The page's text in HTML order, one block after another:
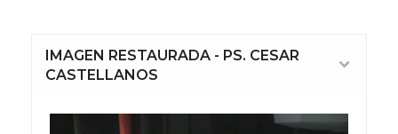
IMAGEN RESTAURADA - PS. CESAR
CASTELLANOS